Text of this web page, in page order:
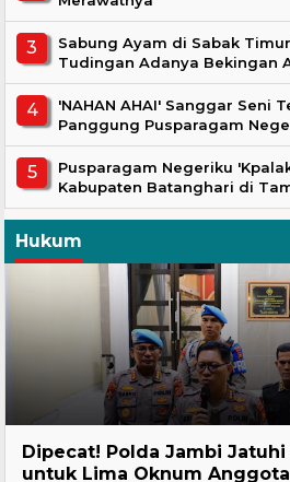
Sabung Ayam di Sabak
Tudingan Adanya Bekingan
'NAHAN AHAI' Sanggar Seni
Panggung Pusparagam
Pusparagam Negeriku
Kabupaten Batanghari di
Hukum
Dipecat! Polda Jambi Jatuhi
untuk Lima Oknum